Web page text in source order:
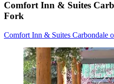
Comfort Inn & Suites
Fork
Comfort Inn & Suites Carbondale